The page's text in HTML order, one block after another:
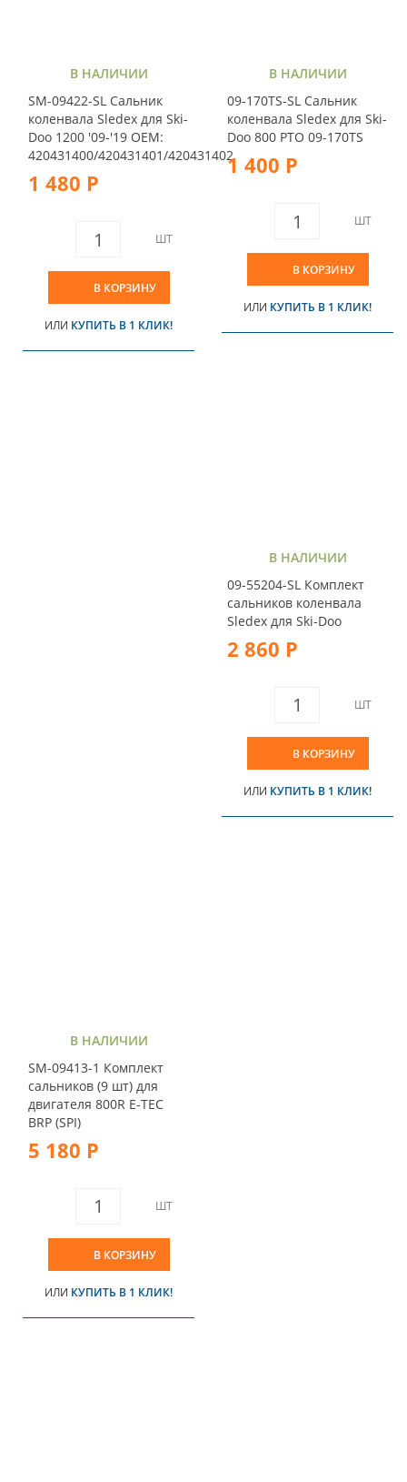
В НАЛИЧИИ
SM-09422-SL Сальник
коленвала Sledex для Ski-
Doo 1200 '09-'19 OEM:
420431400/420431401/420431402
1 480 Р
ШТ
В КОРЗИНУ
ИЛИ КУПИТЬ В 1 КЛИК!
В НАЛИЧИИ
09-170TS-SL Сальник
коленвала Sledex для Ski-
Doo 800 PTO 09-170TS
1 400 Р
ШТ
В КОРЗИНУ
ИЛИ КУПИТЬ В 1 КЛИК!
В НАЛИЧИИ
09-55204-SL Комплект
сальников коленвала
Sledex для Ski-Doo
2 860 Р
ШТ
В КОРЗИНУ
ИЛИ КУПИТЬ В 1 КЛИК!
В НАЛИЧИИ
SM-09413-1 Комплект
сальников (9 шт) для
двигателя 800R E-TEC
BRP (SPI)
5 180 Р
ШТ
В КОРЗИНУ
ИЛИ КУПИТЬ В 1 КЛИК!